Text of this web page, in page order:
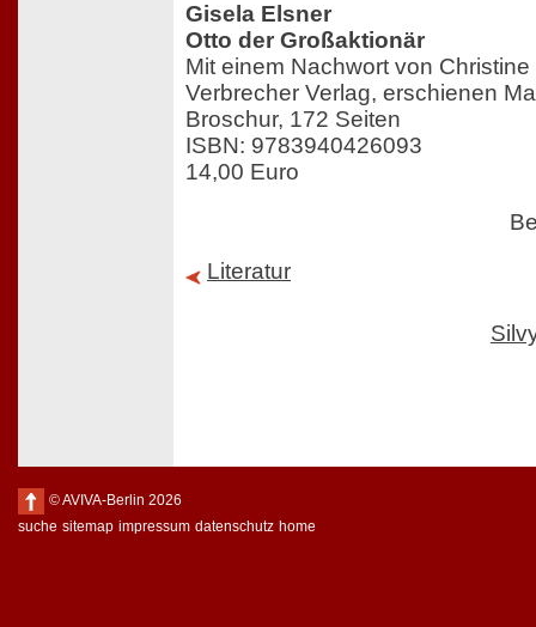
Gisela Elsner
Otto der Großaktionär
Mit einem Nachwort von
Verbrecher Verlag, erschienen
Broschur, 172 Seiten
ISBN: 9783940426093
14,00 Euro
Literatur
© AVIVA-Berlin 2026
suche sitemap impressum datenschutz home